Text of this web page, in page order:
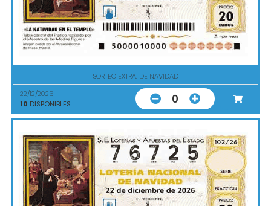
SORTEO EXTRA. DE NAVIDAD
22/12/2026
10 DISPONIBLES 0